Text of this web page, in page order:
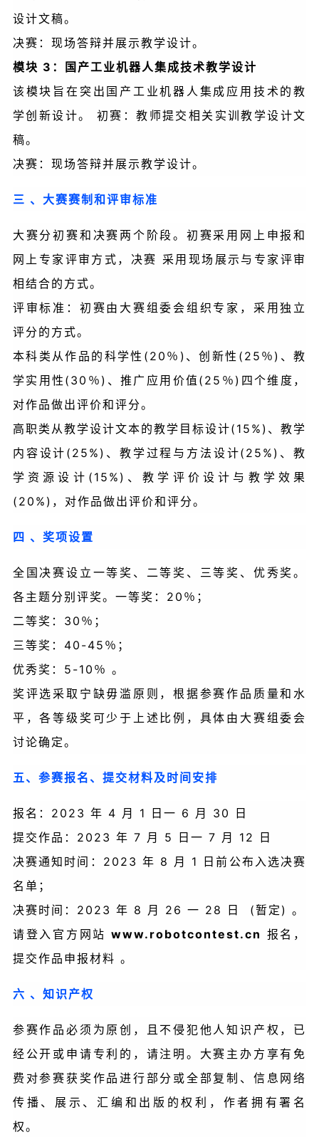
设计文稿。
决赛：现场答辩并展示教学设计。
模块 3：国产工业机器人集成技术教学设计
该模块旨在突出国产工业机器人集成应用技术的教
学创新设计。 初赛：教师提交相关实训教学设计文
稿。
决赛：现场答辩并展示教学设计。
三 、大赛赛制和评审标准
大赛分初赛和决赛两个阶段。初赛采用网上申报和
网上专家评审方式，决赛 采用现场展示与专家评审
相结合的方式。
评审标准：初赛由大赛组委会组织专家，采用独立
评分的方式。
本科类从作品的科学性(20％)、创新性(25％)、教
学实用性(30％)、推广应用价值(25％)四个维度，
对作品做出评价和评分。
高职类从教学设计文本的教学目标设计(15%)、教学
内容设计(25%)、教学过程与方法设计(25%)、教
学资源设计(15%)、教学评价设计与教学效果
(20%)，对作品做出评价和评分。
四 、奖项设置
全国决赛设立一等奖、二等奖、三等奖、优秀奖。
各主题分别评奖。一等奖：20％；
二等奖：30％；
三等奖：40-45％；
优秀奖：5-10％ 。
奖评选采取宁缺毋滥原则，根据参赛作品质量和水
平，各等级奖可少于上述比例，具体由大赛组委会
讨论确定。
五、参赛报名、提交材料及时间安排
报名：2023 年 4 月 1 日一 6 月 30 日
提交作品：2023 年 7 月 5 日一 7 月 12 日
决赛通知时间：2023 年 8 月 1 日前公布入选决赛
名单；
决赛时间：2023 年 8 月 26 一 28 日 (暂定) 。
请登入官方网站 www.robotcontest.cn 报名，
提交作品申报材料 。
六 、知识产权
参赛作品必须为原创，且不侵犯他人知识产权，已
经公开或申请专利的，请注明。大赛主办方享有免
费对参赛获奖作品进行部分或全部复制、信息网络
传播、展示、汇编和出版的权利，作者拥有署名
权。